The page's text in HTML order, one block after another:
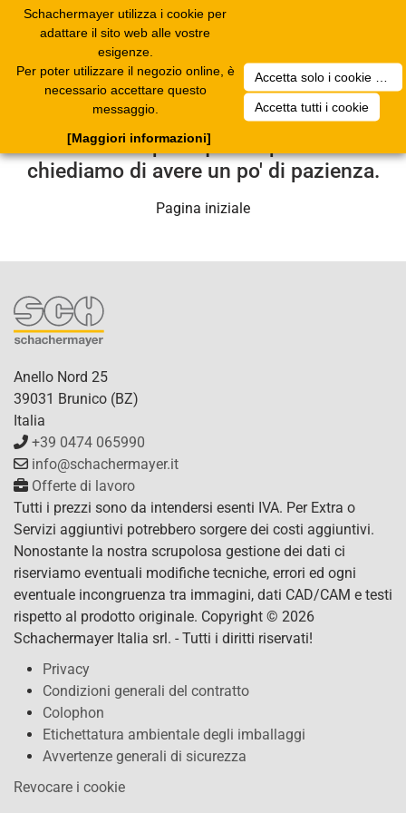
Schachermayer utilizza i cookie per
adattare il sito web alle vostre
esigenze.
Per poter utilizzare il negozio online, è
necessario accettare questo
messaggio.
Accetta tutti i cookie
[Maggiori informazioni]
Purtroppo si è verificato un errore
tecnico. Il nostro centro di assistenza
se ne occuperà quanto prima. Le
chiediamo di avere un po' di pazienza.
Pagina iniziale
Anello Nord 25
39031 Brunico (BZ)
Italia
+39 0474 065990
info@schachermayer.it
Offerte di lavoro
Tutti i prezzi sono da intendersi esenti IVA. Per Extra o
Servizi aggiuntivi potrebbero sorgere dei costi aggiuntivi.
Nonostante la nostra scrupolosa gestione dei dati ci
riserviamo eventuali modifiche tecniche, errori ed ogni
eventuale incongruenza tra immagini, dati CAD/CAM e testi
rispetto al prodotto originale. Copyright © 2026
Schachermayer Italia srl. - Tutti i diritti riservati!
Privacy
Condizioni generali del contratto
Colophon
Etichettatura ambientale degli imballaggi
Avvertenze generali di sicurezza
Revocare i cookie